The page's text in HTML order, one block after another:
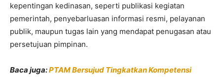
kepentingan kedinasan, seperti publikasi kegiatan
pemerintah, penyebarluasan informasi resmi, pelayanan
publik, maupun tugas lain yang mendapat penugasan atau
persetujuan pimpinan.
Baca juga:PTAM Bersujud Tingkatkan Kompetensi